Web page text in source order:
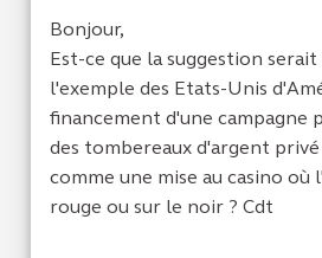
Bonjour,
Est-ce que la suggestion
l'exemple des Etats-Unis
financement d'une campagne
des tombereaux d'argent
comme une mise au casino où
rouge ou sur le noir ? Cdt